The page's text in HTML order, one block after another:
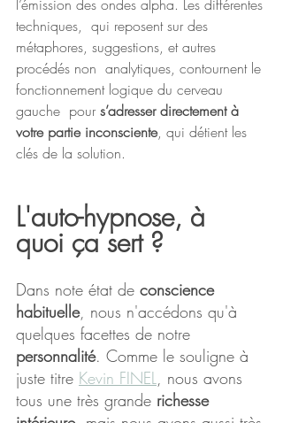
l’émission des ondes alpha. Les différentes
techniques,  qui reposent sur des
métaphores, suggestions, et autres
procédés non  analytiques, contournent le
fonctionnement logique du cerveau
gauche  pour s’adresser directement à
votre partie inconsciente, qui détient les
clés de la solution.
L'auto-hypnose, à
quoi ça sert ?
Dans note état de conscience
habituelle, nous n'accédons qu'à
quelques facettes de notre
personnalité. Comme le souligne à
juste titre Kevin FINEL, nous avons
tous une très grande richesse